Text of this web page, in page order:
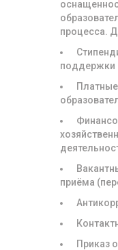
процесса.
поддержки
Платные
приёма
Приказ